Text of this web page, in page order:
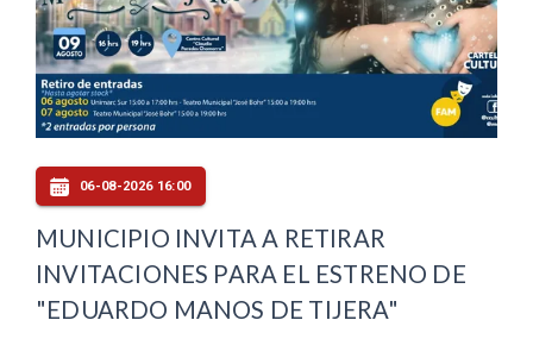
06-08-2026 16:00
MUNICIPIO INVITA A RETIRAR
INVITACIONES PARA EL ESTRENO DE
"EDUARDO MANOS DE TIJERA"